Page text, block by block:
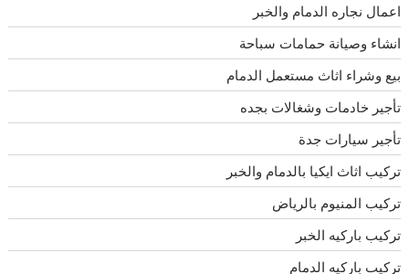
اعمال نجاره الدمام والخبر
انشاء وصيانة حمامات سباحة
بيع وشراء اثاث مستعمل الدمام
تأجير خادمات وشغالات بجده
تأجير سيارات جدة
تركيب اثاث ايكيا بالدمام والخبر
تركيب المنيوم بالرياض
تركيب باركيه الخبر
تركيب باركيه الدمام